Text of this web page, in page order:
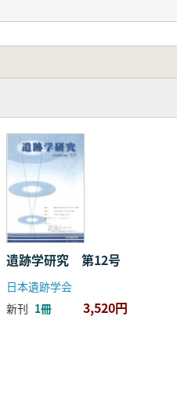
遺跡学研究 第12号
日本遺跡学会
新刊 1冊 3,520円